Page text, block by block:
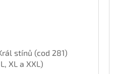
stínů (cod 281)
XL a XXL)